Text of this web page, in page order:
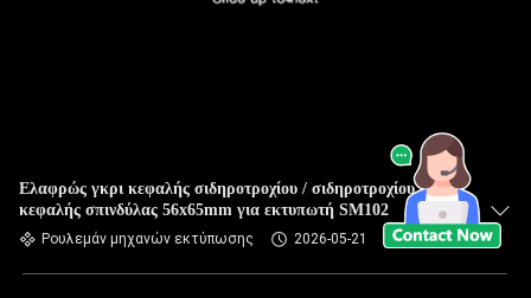
Ελαφρώς γκρι κεφαλής σιδηροτροχίου / σιδηροτροχίου
κεφαλής σπινδύλας 56x65mm για εκτυπωτή SM102
Ρουλεμάν μηχανών εκτύπωσης 2026-05-21